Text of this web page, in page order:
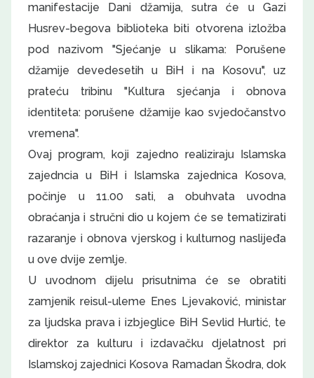
manifestacije Dani džamija, sutra će u Gazi
Husrev-begova biblioteka biti otvorena izložba
pod nazivom "Sjećanje u slikama: Porušene
džamije devedesetih u BiH i na Kosovu", uz
prateću tribinu "Kultura sjećanja i obnova
identiteta: porušene džamije kao svjedočanstvo
vremena".
Ovaj program, koji zajedno realiziraju Islamska
zajedncia u BiH i Islamska zajednica Kosova,
počinje u 11.00 sati, a obuhvata uvodna
obraćanja i stručni dio u kojem će se tematizirati
razaranje i obnova vjerskog i kulturnog naslijeđa
u ove dvije zemlje.
U uvodnom dijelu prisutnima će se obratiti
zamjenik reisul-uleme Enes Ljevaković, ministar
za ljudska prava i izbjeglice BiH Sevlid Hurtić, te
direktor za kulturu i izdavačku djelatnost pri
Islamskoj zajednici Kosova Ramadan Škodra, dok